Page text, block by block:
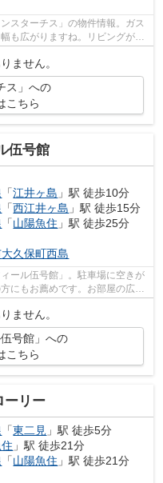
ターチス」の物件情報。ガス
も広がりますね。リビングがあ
ません。
ス」への
こちら
伍号館
「江井ヶ島 」駅 徒歩10分
「西江井ヶ島 」駅 徒歩15分
「山陽魚住 」駅 徒歩25分
大久保町西島
ール伍号館」。駐車場に空きが
にもお薦めです。お部屋の広さ
ません。
号館」への
こちら
ーリー
「東二見 」駅 徒歩5分
」駅 徒歩21分
「山陽魚住 」駅 徒歩21分